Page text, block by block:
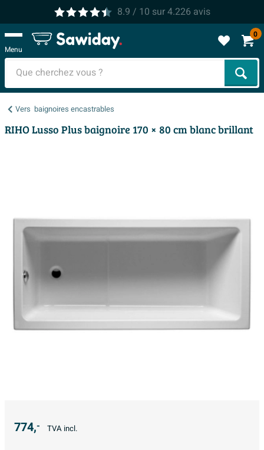
8.9 / 10 sur4.226 avis
Menu
0
Vers baignoires encastrables
RIHO Lusso Plus baignoire 170 × 80 cm blanc brillant
774,- TVA incl.